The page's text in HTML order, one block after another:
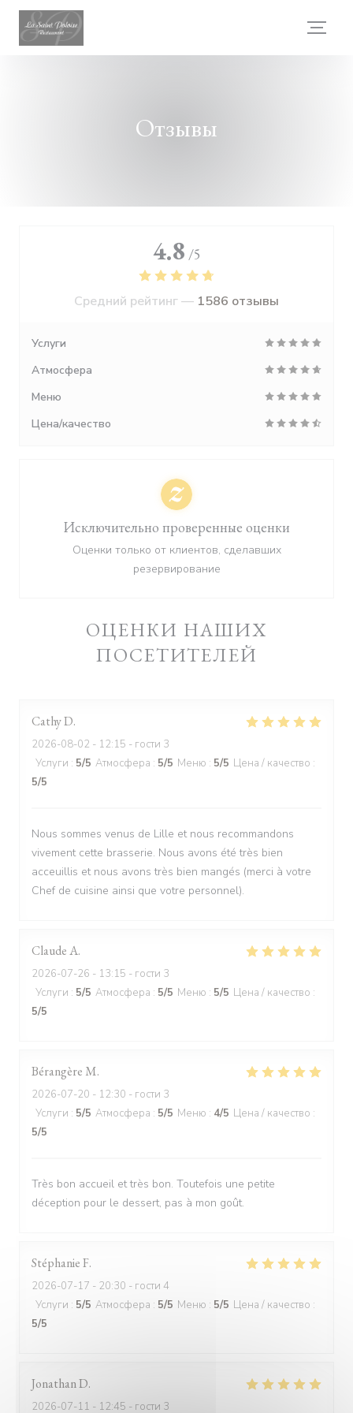
Панель управления cookies
Отзывы
ОЦЕНКИ НАШИХ
ПОСЕТИТЕЛЕЙ
CathyD
2026-08-02 - 12:15 - гости 3
Услуги : 5/5 Атмосфера : 5/5 Меню : 5/5 Цена / качество :
5/5
Nous sommes venus de Lille et nous recommandons
vivement cette brasserie. Nous avons été très bien
acceuillis et nous avons très bien mangés (merci à votre
Chef de cuisine ainsi que votre personnel).
ClaudeA
2026-07-26 - 13:15 - гости 3
Услуги : 5/5 Атмосфера : 5/5 Меню : 5/5 Цена / качество :
5/5
Bérangère M
2026-07-20 - 12:30 - гости 3
Услуги : 5/5 Атмосфера : 5/5 Меню : 4/5 Цена / качество :
5/5
Très bon accueil et très bon. Toutefois une petite
déception pour le dessert, pas à mon goût.
StéphanieF
2026-07-17 - 20:30 - гости 4
Услуги : 5/5 Атмосфера : 5/5 Меню : 5/5 Цена / качество :
5/5
JonathanD
2026-07-11 - 12:45 - гости 3
4.8 /5
Средний рейтинг — 1586 отзывы
Услуги
Атмосфера
Меню
Цена/качество
Исключительно проверенные оценки
Оценки только от клиентов, сделавших
резервирование